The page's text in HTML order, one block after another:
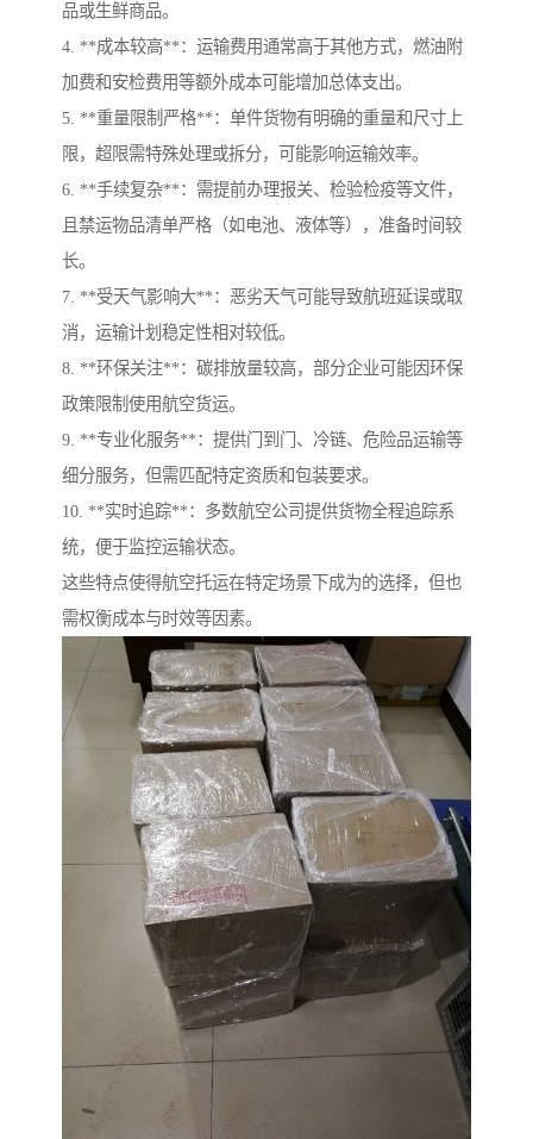
品或生鲜商品。
4. **成本较高**：运输费用通常高于其他方式，燃油附
加费和安检费用等额外成本可能增加总体支出。
5. **重量限制严格**：单件货物有明确的重量和尺寸上
限，超限需特殊处理或拆分，可能影响运输效率。
6. **手续复杂**：需提前办理报关、检验检疫等文件，
且禁运物品清单严格（如电池、液体等），准备时间较
长。
7. **受天气影响大**：恶劣天气可能导致航班延误或取
消，运输计划稳定性相对较低。
8. **环保关注**：碳排放量较高，部分企业可能因环保
政策限制使用航空货运。
9. **专业化服务**：提供门到门、冷链、危险品运输等
细分服务，但需匹配特定资质和包装要求。
10. **实时追踪**：多数航空公司提供货物全程追踪系
统，便于监控运输状态。
这些特点使得航空托运在特定场景下成为的选择，但也
需权衡成本与时效等因素。